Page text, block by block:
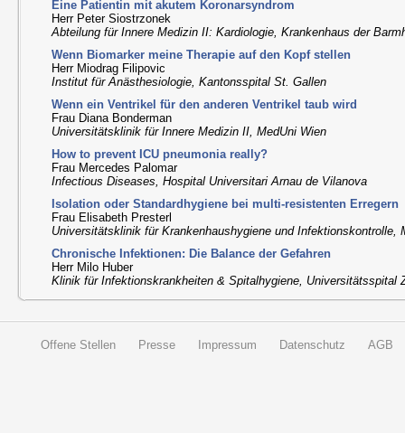
Eine Patientin mit akutem Koronarsyndrom
Herr Peter Siostrzonek
Abteilung für Innere Medizin II: Kardiologie, Krankenhaus der
Wenn Biomarker meine Therapie auf den Kopf stellen
Herr Miodrag Filipovic
Institut für Anästhesiologie, Kantonsspital St. Gallen
Wenn ein Ventrikel für den anderen Ventrikel taub wird
Frau Diana Bonderman
Universitätsklinik für Innere Medizin II, MedUni Wien
How to prevent ICU pneumonia really?
Frau Mercedes Palomar
Infectious Diseases, Hospital Universitari Arnau de Vilanova
Isolation oder Standardhygiene bei multi-resistenten Erregern
Frau Elisabeth Presterl
Universitätsklinik für Krankenhaushygiene und Infektionskontrolle,
Chronische Infektionen: Die Balance der Gefahren
Herr Milo Huber
Klinik für Infektionskrankheiten & Spitalhygiene, Universitätsspital
Offene Stellen Presse Impressum Datenschutz AGB